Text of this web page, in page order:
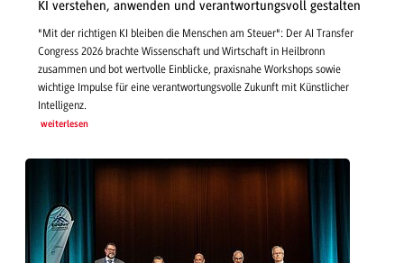
KI verstehen, anwenden und verantwortungsvoll gestalten
"Mit der richtigen KI bleiben die Menschen am Steuer": Der AI Transfer
Congress 2026 brachte Wissenschaft und Wirtschaft in Heilbronn
zusammen und bot wertvolle Einblicke, praxisnahe Workshops sowie
wichtige Impulse für eine verantwortungsvolle Zukunft mit Künstlicher
Intelligenz.
weiterlesen